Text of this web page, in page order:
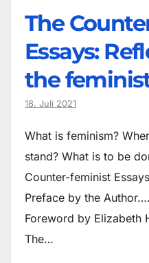
The
Essays:
the
18. Juli 2021
What is feminism?
stand? What is to be
Counter-feminist
Preface by the
Foreword by
The…